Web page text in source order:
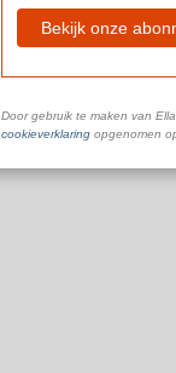
Bekijk onze
Door gebruik te maken van
cookieverklaringopgenomen